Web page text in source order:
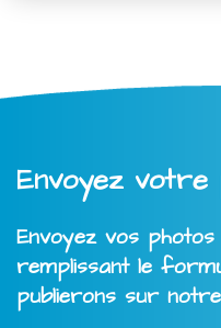
Envoyez votre
Envoyez vos
remplissant le
publierons sur notre